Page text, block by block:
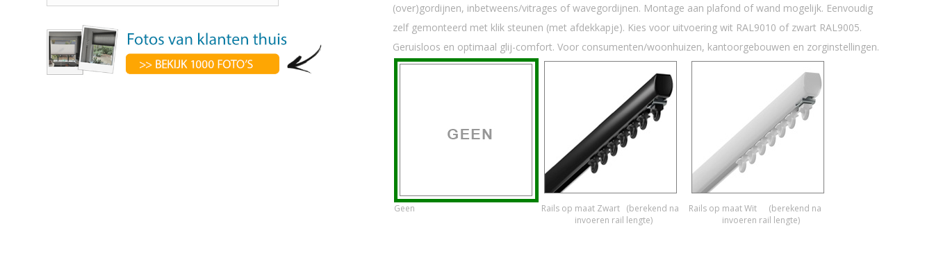
(over)gordijnen, inbetweens/vitrages of wavegordijnen. Montage aan plafond of wand mogelijk. Eenvoudig
zelf gemonteerd met klik steunen (met afdekkapje). Kies voor uitvoering wit RAL9010 of zwart RAL9005.
Geruisloos en optimaal glij-comfort. Voor consumenten/woonhuizen, kantoorgebouwen en zorginstellingen.
Geen Rails op maat Zwart
(berekend na
invoeren rail lengte)
Rails op maat Wit
(berekend na
invoeren rail lengte)